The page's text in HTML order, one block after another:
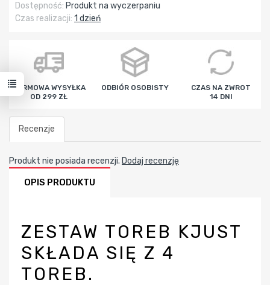
Dostępność: Produkt na wyczerpaniu
Czas realizacji: 1 dzień
DARMOWA WYSYŁKA
OD 299 ZŁ
ODBIÓR OSOBISTY
CZAS NA ZWROT
14 DNI
Recenzje
Produkt nie posiada recenzji. Dodaj recenzję
OPIS PRODUKTU
ZESTAW TOREB KJUST
SKŁADA SIĘ Z 4
TOREB.